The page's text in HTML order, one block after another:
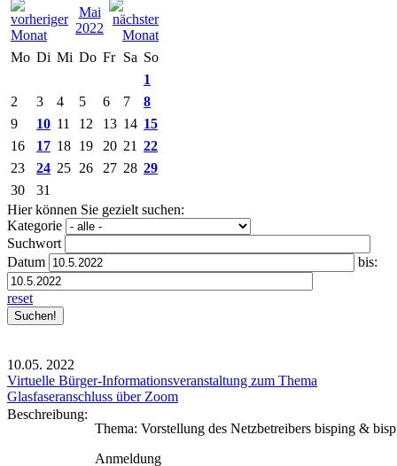
Mai
2022
Mo Di Mi Do Fr Sa So
1
2
3 4 5 6 7
8
9
10 11 12 13 14 15
16
17 18 19 20 21 22
23
24 25 26 27 28 29
30
31
Hier können Sie gezielt suchen:
Kategorie
Suchwort
Datum
bis:
reset
10.05. 2022
Virtuelle Bürger-Informationsveranstaltung zum Thema
Glasfaseranschluss über Zoom
Beschreibung:
Thema: Vorstellung des Netzbetreibers bisping &
Anmeldung